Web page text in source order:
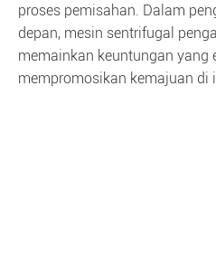
proses pemisahan. Dalam
depan, mesin sentrifugal
memainkan keuntungan yang
mempromosikan kemajuan di